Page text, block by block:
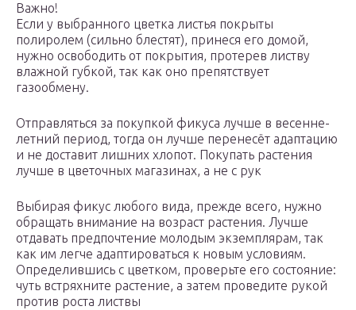
Важно!
Если у выбранного цветка листья покрыты
полиролем (сильно блестят), принеся его домой,
нужно освободить от покрытия, протерев листву
влажной губкой, так как оно препятствует
газообмену.
Отправляться за покупкой фикуса лучше в весенне-
летний период, тогда он лучше перенесёт адаптацию
и не доставит лишних хлопот. Покупать растения
лучше в цветочных магазинах, а не с рук
Выбирая фикус любого вида, прежде всего, нужно
обращать внимание на возраст растения. Лучше
отдавать предпочтение молодым экземплярам, так
как им легче адаптироваться к новым условиям.
Определившись с цветком, проверьте его состояние:
чуть встряхните растение, а затем проведите рукой
против роста листвы